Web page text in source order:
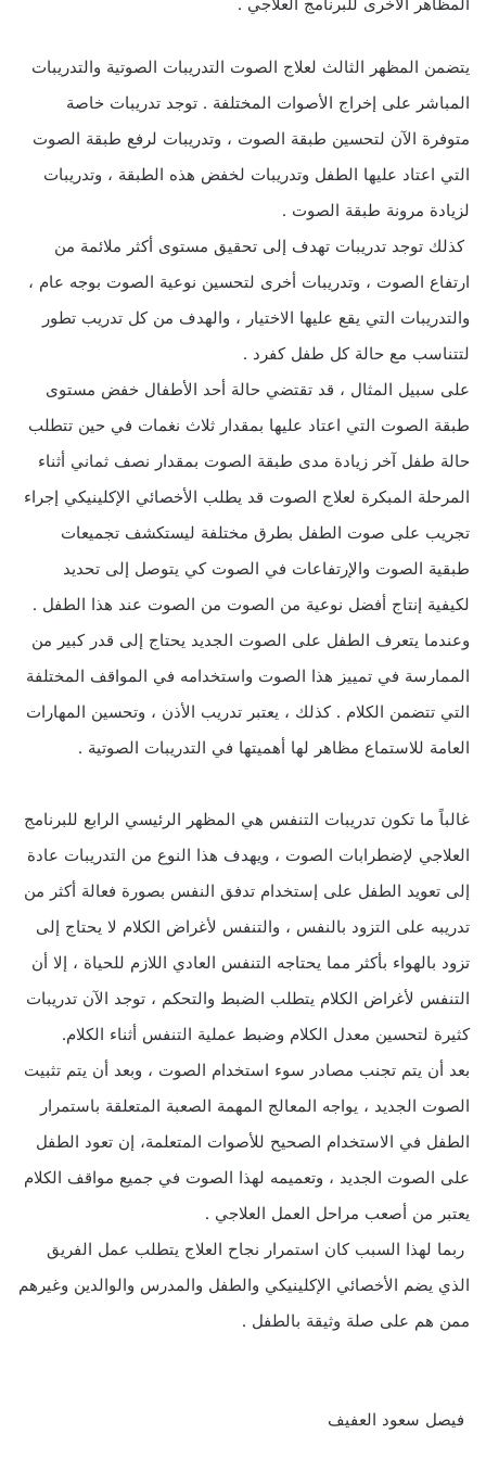
يتضمن المظهر الثالث لعلاج الصوت التدريبات الصوتية والتدريبات
المباشر على إخراج الأصوات المختلفة . توجد تدريبات خاصة
متوفرة الآن لتحسين طبقة الصوت ، وتدريبات لرفع طبقة الصوت
التي اعتاد عليها الطفل وتدريبات لخفض هذه الطبقة ، وتدريبات
لزيادة مرونة طبقة الصوت .
كذلك توجد تدريبات تهدف إلى تحقيق مستوى أكثر ملائمة من
ارتفاع الصوت ، وتدريبات أخرى لتحسين نوعية الصوت بوجه عام ،
والتدريبات التي يقع عليها الاختيار ، والهدف من كل تدريب تطور
لتتناسب مع حالة كل طفل كفرد .
على سبيل المثال ، قد تقتضي حالة أحد الأطفال خفض مستوى
طبقة الصوت التي اعتاد عليها بمقدار ثلاث نغمات في حين تتطلب
حالة طفل آخر زيادة مدى طبقة الصوت بمقدار نصف ثماني أثناء
المرحلة المبكرة لعلاج الصوت قد يطلب الأخصائي الإكلينيكي إجراء
تجريب على صوت الطفل بطرق مختلفة ليستكشف تجميعات
طبقية الصوت والإرتفاعات في الصوت كي يتوصل إلى تحديد
لكيفية إنتاج أفضل نوعية من الصوت من الصوت عند هذا الطفل .
وعندما يتعرف الطفل على الصوت الجديد يحتاج إلى قدر كبير من
الممارسة في تمييز هذا الصوت واستخدامه في المواقف المختلفة
التي تتضمن الكلام . كذلك ، يعتبر تدريب الأذن ، وتحسين المهارات
العامة للاستماع مظاهر لها أهميتها في التدريبات الصوتية .
غالباً ما تكون تدريبات التنفس هي المظهر الرئيسي الرابع للبرنامج
العلاجي لإضطرابات الصوت ، ويهدف هذا النوع من التدريبات عادة
إلى تعويد الطفل على إستخدام تدفق النفس بصورة فعالة أكثر من
تدريبه على التزود بالنفس ، والتنفس لأغراض الكلام لا يحتاج إلى
تزود بالهواء بأكثر مما يحتاجه التنفس العادي اللازم للحياة ، إلا أن
التنفس لأغراض الكلام يتطلب الضبط والتحكم ، توجد الآن تدريبات
كثيرة لتحسين معدل الكلام وضبط عملية التنفس أثناء الكلام.
بعد أن يتم تجنب مصادر سوء استخدام الصوت ، وبعد أن يتم تثبيت
الصوت الجديد ، يواجه المعالج المهمة الصعبة المتعلقة باستمرار
الطفل في الاستخدام الصحيح للأصوات المتعلمة، إن تعود الطفل
على الصوت الجديد ، وتعميمه لهذا الصوت في جميع مواقف الكلام
يعتبر من أصعب مراحل العمل العلاجي .
ربما لهذا السبب كان استمرار نجاح العلاج يتطلب عمل الفريق
الذي يضم الأخصائي الإكلينيكي والطفل والمدرس والوالدين وغيرهم
ممن هم على صلة وثيقة بالطفل .
فيصل سعود العفيف